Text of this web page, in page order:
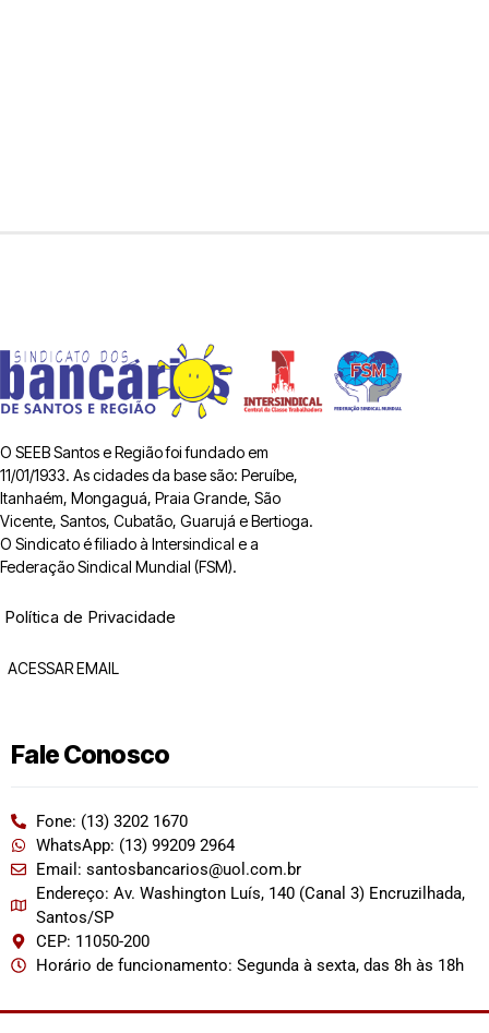
O SEEB Santos e Região foi fundado em
11/01/1933. As cidades da base são: Peruíbe,
Itanhaém, Mongaguá, Praia Grande, São
Vicente, Santos, Cubatão, Guarujá e Bertioga.
O Sindicato é filiado à Intersindical e a
Federação Sindical Mundial (FSM).
Política de Privacidade
ACESSAR EMAIL
Fale Conosco
Fone: (13) 3202 1670
WhatsApp: (13) 99209 2964
Email: santosbancarios@uol.com.br
Endereço: Av. Washington Luís, 140 (Canal 3) Encruzilhada,
Santos/SP
CEP: 11050-200
Horário de funcionamento: Segunda à sexta, das 8h às 18h